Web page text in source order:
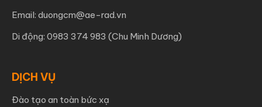
Email: duongcm@ae-rad.vn
Di động: 0983 374 983 (Chu Minh Dương)
DỊCH VỤ
Đào tạo an toàn bức xạ